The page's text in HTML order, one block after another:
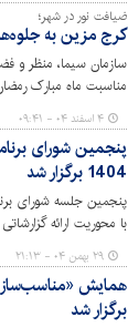
ضیافت نور در شهر؛
کرج مزین به
سازمان سیما، منظر و
مناسبت ماه مبارک
سطح شهر کرده است.
۴ اسفند ۰۴ - ۰۹:۴۱
پنجمین شورای
1404 برگزار شد
وصولی و توصیه‌های
۲۹ بهمن ۰۴ - ۲۱:۱۳
همایش
برگزار شد